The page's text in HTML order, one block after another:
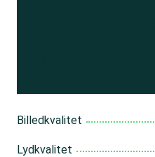
Billedkvalitet
Lydkvalitet